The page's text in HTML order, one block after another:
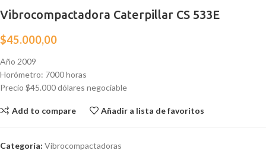
Vibrocompactadora Caterpillar CS 533E
$45.000,00
Año 2009
Horómetro: 7000 horas
Precio $45.000 dólares negociable
Add to compare Añadir a lista de favoritos
Categoría: Vibrocompactadoras